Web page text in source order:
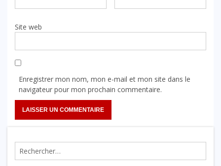
Site web
Enregistrer mon nom, mon e-mail et mon site dans le
navigateur pour mon prochain commentaire.
Rechercher :